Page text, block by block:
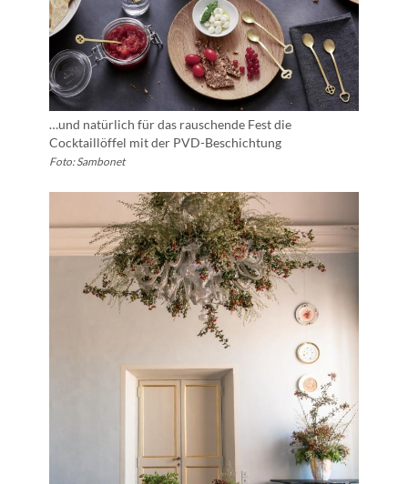
…und natürlich für das rauschende Fest die
Cocktaillöffel mit der PVD-Beschichtung
Foto: Sambonet